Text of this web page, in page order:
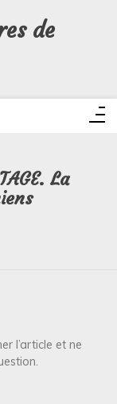
de
La
l’article et ne